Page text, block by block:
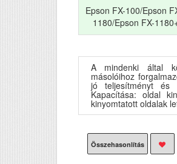
Epson FX-100/Epson
1180/Epson FX-
A mindenki által
másolóihoz
jó teljesítményt és
Kapacítása: oldal
kinyomtatott oldalak
Összehasonlítás